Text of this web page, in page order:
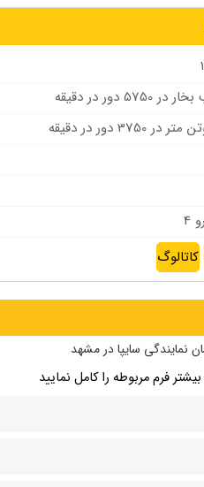
کاتالوگ
نمایندگی سایپا در مشهد
فرم مربوطه را کامل نمایید